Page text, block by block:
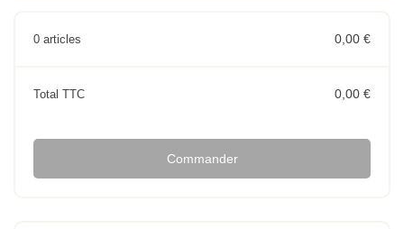
0 articles 0,00 €
Total TTC 0,00 €
Commander